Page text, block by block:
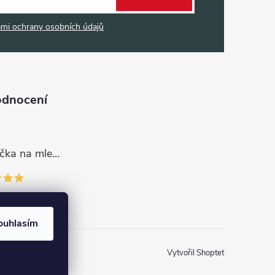
ochrany osobních údajů
Dávkovací lžička na mletou kávu 53132C8134
Vytvořil Shoptet